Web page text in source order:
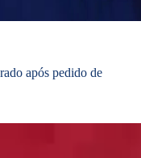
após pedido de